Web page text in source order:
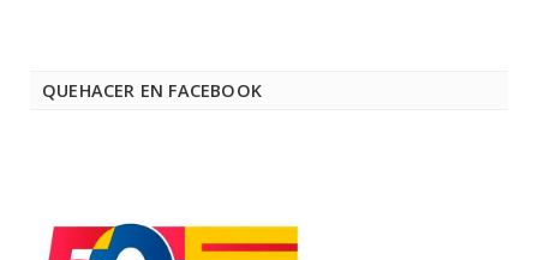
QUEHACER EN FACEBOOK